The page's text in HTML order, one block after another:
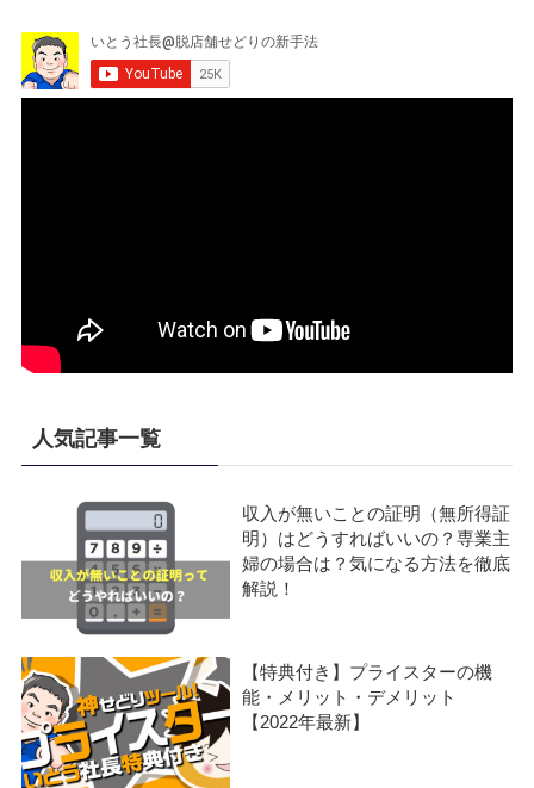
人気記事一覧
収入が無いことの証明（無所得証
明）はどうすればいいの？専業主
婦の場合は？気になる方法を徹底
解説！
【特典付き】プライスターの機
能・メリット・デメリット
【2022年最新】